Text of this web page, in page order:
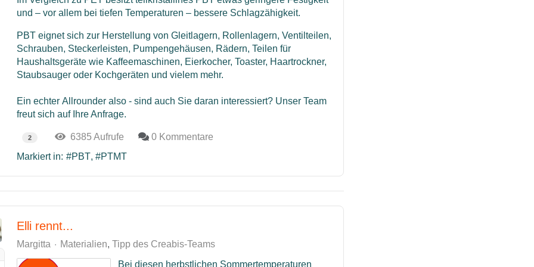
und – vor allem bei tiefen Temperaturen – bessere Schlagzähigkeit.
PBT eignet sich zur Herstellung von Gleitlagern, Rollenlagern, Ventilteilen,
Schrauben, Steckerleisten, Pumpengehäusen, Rädern, Teilen für
Haushaltsgeräte wie Kaffeemaschinen, Eierkocher, Toaster, Haartrockner,
Staubsauger oder Kochgeräten und vielem mehr.
Ein echter Allrounder also - sind auch Sie daran interessiert? Unser Team
freut sich auf Ihre Anfrage.
2 6385 Aufrufe
0 Kommentare
Markiert in:
PBT PTMT
Elli rennt...
Margitta Materialien Tipp des Creabis-Teams
Bei diesen herbstlichen Sommertemperaturen